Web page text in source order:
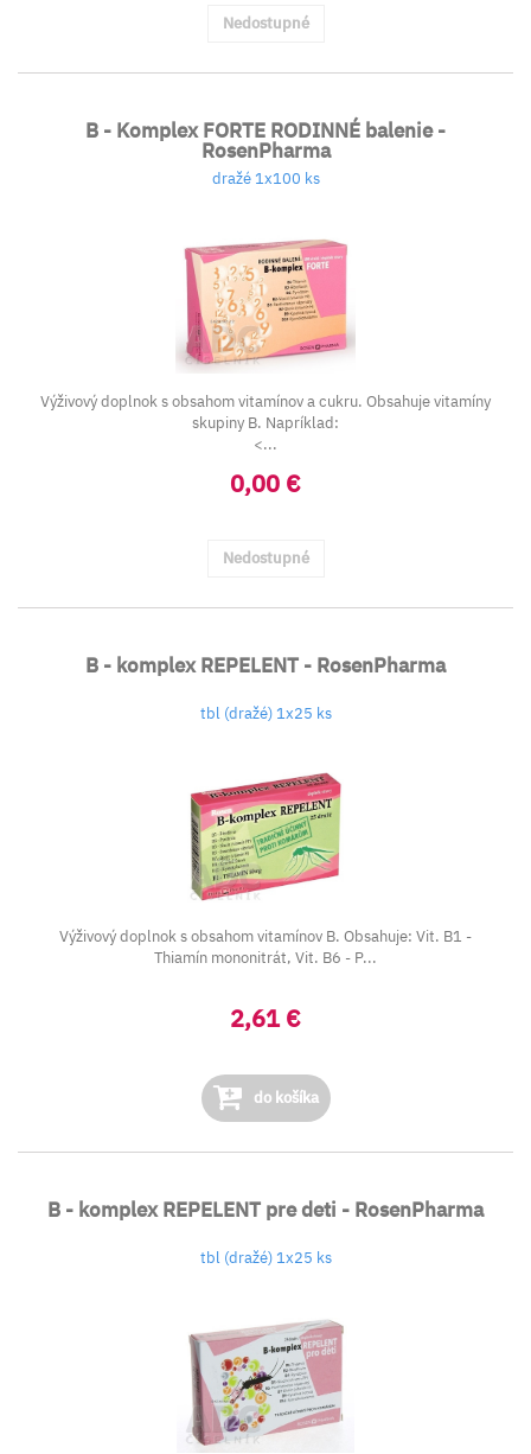
Nedostupné
B - Komplex FORTE RODINNÉ balenie -
RosenPharma
dražé 1x100 ks
Výživový doplnok s obsahom vitamínov a cukru. Obsahuje vitamíny
skupiny B. Napríklad:
<...
0,00 €
Nedostupné
B - komplex REPELENT - RosenPharma
tbl (dražé) 1x25 ks
Výživový doplnok s obsahom vitamínov B. Obsahuje: Vit. B1 -
Thiamín mononitrát, Vit. B6 - P...
2,61 €
do košíka
B - komplex REPELENT pre deti - RosenPharma
tbl (dražé) 1x25 ks